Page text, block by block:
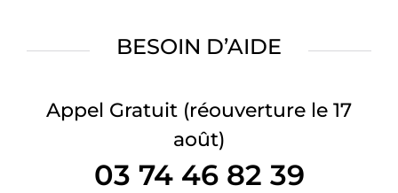
BESOIN D’AIDE
Appel Gratuit (réouverture le 17
août)
03 74 46 82 39